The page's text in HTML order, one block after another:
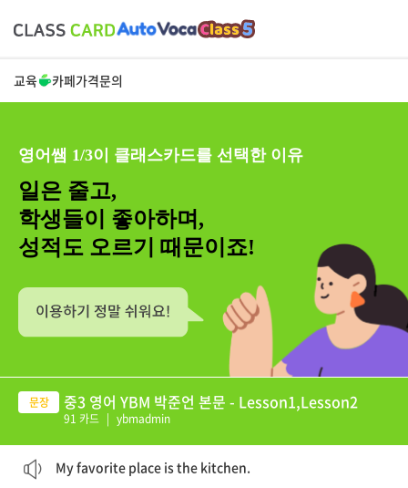
교육 카페가격문의
영어쌤 1/3이 클래스카드를 선택한 이유
일은 줄고,
학생들이 좋아하며,
성적도 오르기 때문이죠!
중3 영어 YBM 박준언 본문 - Lesson1,Lesson2
91 카드 | ybmadmin
My favorite place is the kitchen.